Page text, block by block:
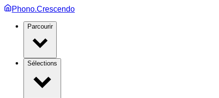
Phono.Crescendo
Parcourir
Sélections